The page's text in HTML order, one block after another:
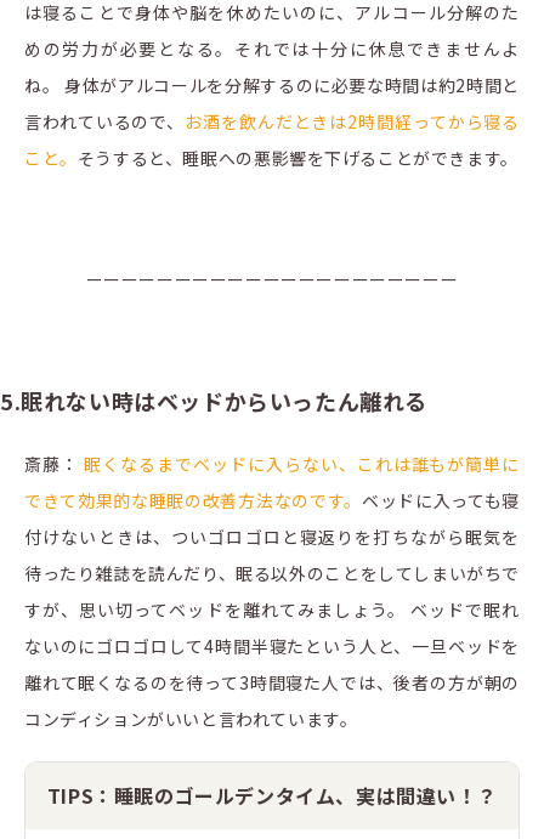
は寝ることで身体や脳を休めたいのに、アルコール分解のた
めの労力が必要となる。それでは十分に休息できませんよ
ね。 身体がアルコールを分解するのに必要な時間は約2時間と
言われているので、 お酒を飲んだときは2時間経ってから寝る
こと。 そうすると、睡眠への悪影響を下げることができます。
ーーーーーーーーーーーーーーーーーーーーー
5.眠れない時はベッドからいったん離れる
斎藤： 眠くなるまでベッドに入らない、これは誰もが簡単に
できて効果的な睡眠の改善方法なのです。 ベッドに入っても寝
付けないときは、ついゴロゴロと寝返りを打ちながら眠気を
待ったり雑誌を読んだり、眠る以外のことをしてしまいがちで
すが、思い切ってベッドを離れてみましょう。 ベッドで眠れ
ないのにゴロゴロして4時間半寝たという人と、一旦ベッドを
離れて眠くなるのを待って3時間寝た人では、後者の方が朝の
コンディションがいいと言われています。
TIPS：睡眠のゴールデンタイム、実は間違い！？